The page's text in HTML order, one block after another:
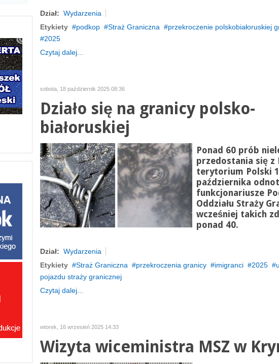
Dział: Wydarzenia
Etykiety
podkop Straż Graniczna przekroczenie polskobiałoruskiej
2025
Czytaj dalej...
sobota, 18 październik 2025 08:36
Działo się na granicy polsko-
białoruskiej
Ponad 60 prób
przedostania się z
terytorium Polski
października
funkcjonariusze
Oddziału Straży
wcześniej takich
ponad 40.
Dział: Wydarzenia
Etykiety
Straż Graniczna przekroczenia granicy imigranci 2025
pojazdu straży granicznej
Czytaj dalej...
wtorek, 16 wrzesień 2025 14:33
Wizyta wiceministra MSZ w